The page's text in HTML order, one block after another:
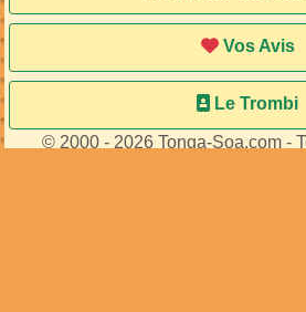
Vos Avis
Le Trombi
© 2000 - 2026 Tonga-Soa.com -